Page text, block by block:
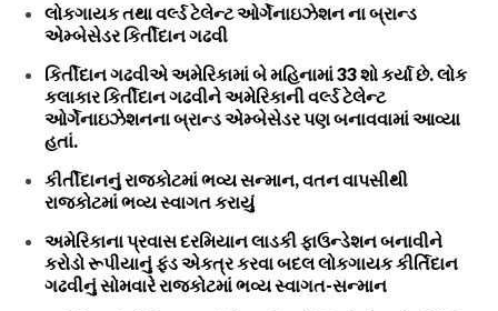
લોકગાયક તથા વર્લ્ડ ટેલેન્ટ ઓર્ગેનાઇઝેશન ના બ્રાન્ડ
એમ્બેસેડર કિર્તીદાન ગઢવી
કિર્તીદાન ગઢવીએ અમેરિકામાં બે મહિનામાં 33 શો કર્યા છે. લોક
કલાકાર કિર્તીદાન ગઢવીને અમેરિકાની વર્લ્ડ ટેલેન્ટ
ઓર્ગેનાઇઝેશનના બ્રાન્ડ એમ્બેસેડર પણ બનાવવામાં આવ્યા
હતાં.
કીર્તીદાનનું રાજકોટમાં ભવ્ય સન્માન, વતન વાપસીથી
રાજકોટમાં ભવ્ય સ્વાગત કરાયું
અમેરિકાના પ્રવાસ દરમિયાન લાડકી ફાઉન્ડેશન બનાવીને
કરોડો રૂપીયાનું ફંડ એકત્ર કરવા બદલ લોકગાયક કીર્તિદાન
ગઢવીનું સોમવારે રાજકોટમાં ભવ્ય સ્વાગત-સન્માન